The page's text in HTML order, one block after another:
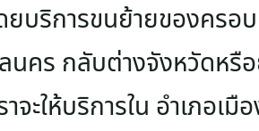
บริการขนย้ายของคร
คร กลับต่างจังหวัดหรื
ะให้บริการใน อำเภอเมื